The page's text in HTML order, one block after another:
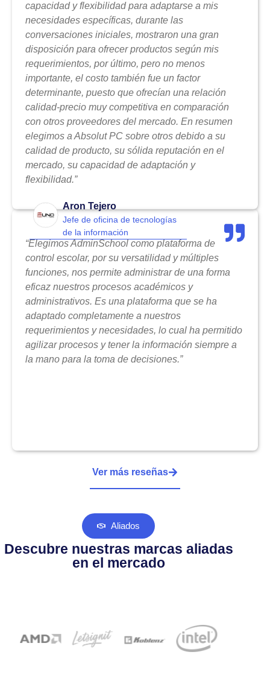
capacidad y flexibilidad para adaptarse a mis
necesidades específicas, durante las
conversaciones iniciales, mostraron una gran
disposición para ofrecer productos según mis
requerimientos, por último, pero no menos
importante, el costo también fue un factor
determinante, puesto que ofrecían una relación
calidad-precio muy competitiva en comparación
con otros proveedores del mercado. En resumen
elegimos a Absolut PC sobre otros debido a su
calidad de producto, su sólida reputación en el
mercado, su capacidad de adaptación y
flexibilidad.”
Aron Tejero
Jefe de oficina de tecnologías
de la información
“Elegimos AdminSchool como plataforma de
control escolar, por su versatilidad y múltiples
funciones, nos permite administrar de una forma
eficaz nuestros procesos académicos y
administrativos. Es una plataforma que se ha
adaptado completamente a nuestros
requerimientos y necesidades, lo cual ha permitido
agilizar procesos y tener la información siempre a
la mano para la toma de decisiones.”
Ver más reseñas
Aliados
Descubre nuestras marcas aliadas
en el mercado